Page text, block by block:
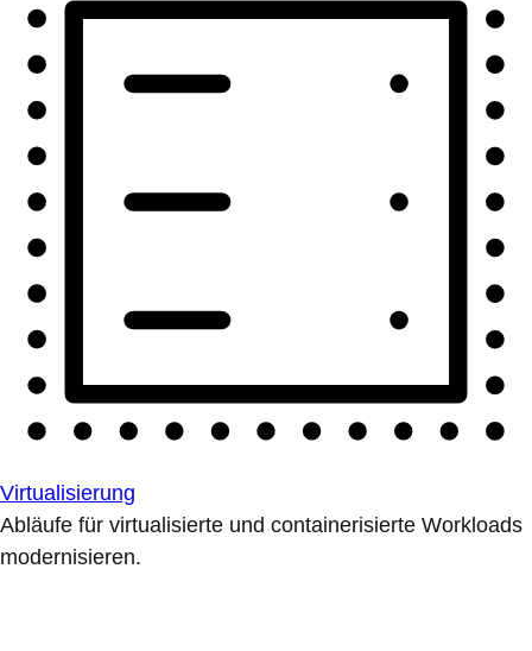
Virtualisierung
Abläufe für virtualisierte und containerisierte Workloads
modernisieren.